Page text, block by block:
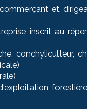
et
inscrit au
conchyliculteur,